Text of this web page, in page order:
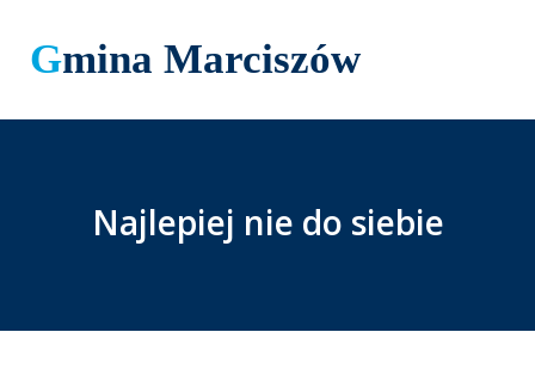
Gmina Marciszów
Najlepiej nie do siebie